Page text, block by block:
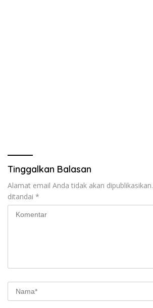
Tinggalkan Balasan
Alamat email Anda tidak akan dipublikasikan.
ditandai *